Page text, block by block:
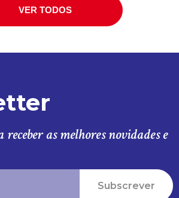
VER TODOS
as melhores novidades e
Subscrever